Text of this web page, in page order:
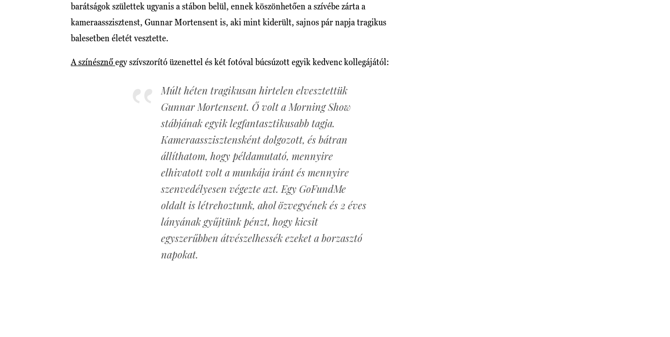
barátságok születtek ugyanis a stábon belül, ennek köszönhetően a szívébe zárta a
kameraasszisztenst, Gunnar Mortensent is, aki mint kiderült, sajnos pár napja tragikus
balesetben életét vesztette.
A színésznőegy szívszorító üzenettel és két fotóval búcsúzott egyik kedvenc kollegájától:
Múlt héten tragikusan hirtelen elvesztettük
Gunnar Mortensent. Ő volt a Morning Show
stábjának egyik legfantasztikusabb tagja.
Kameraasszisztensként dolgozott, és bátran
állíthatom, hogy példamutató, mennyire
elhivatott volt a munkája iránt és mennyire
szenvedélyesen végezte azt. Egy GoFundMe
oldalt is létrehoztunk, ahol özvegyének és 2 éves
lányának gyűjtünk pénzt, hogy kicsit
egyszerűbben átvészelhessék ezeket a borzasztó
napokat.